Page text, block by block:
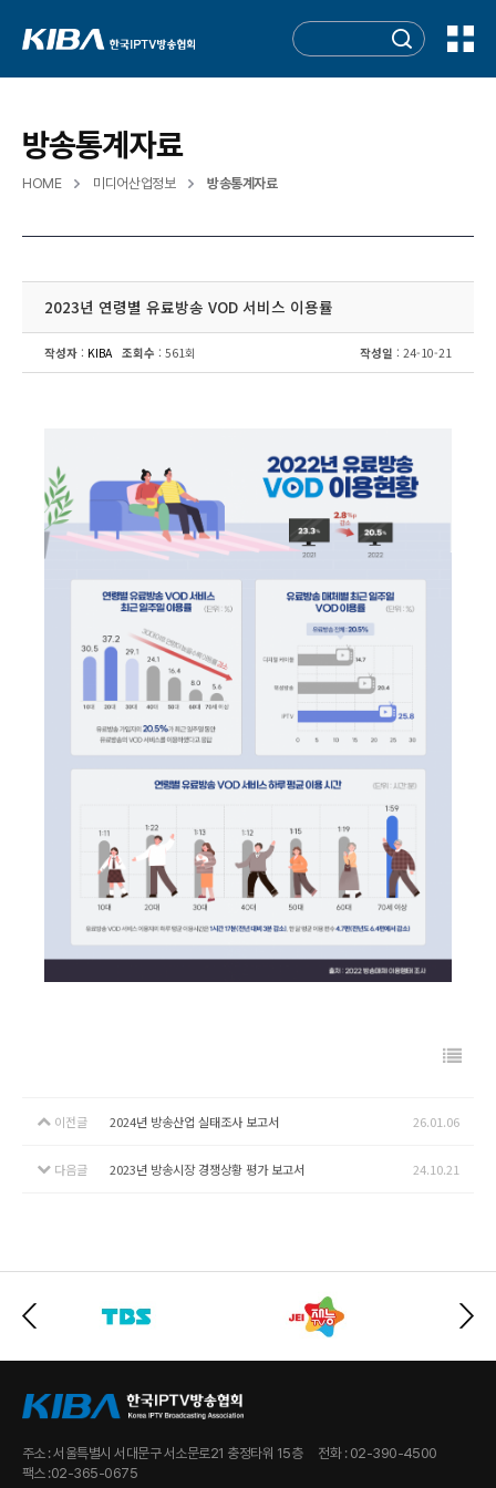
방송통계자료
HOME 미디어산업정보 방송통계자료
2023년 연령별 유료방송 VOD 서비스 이용률
작성자 : KIBA 조회수 : 561회 작성일 : 24-10-21
이전글 2024년 방송산업 실태조사 보고서 26.01.06
다음글 2023년 방송시장 경쟁상황 평가 보고서 24.10.21
주소 : 서울특별시 서대문구 서소문로21 충정타워 15층
전화 : 02-390-4500
팩스 :02-365-0675